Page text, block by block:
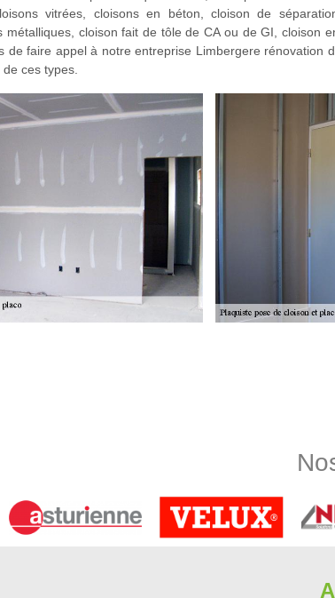
vitrées, cloisons en béton, cloison de
métalliques, cloison fait de tôle de CA ou de GI, cloison
de faire appel à notre entreprise Limbergere rénovation
ces types.
des cloisons à ossature en bois ressemble à celle
bloque le mur, l'ouverture est entourée par des